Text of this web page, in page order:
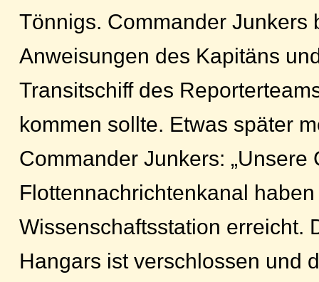
Tönnigs. Commander Junkers
Anweisungen des Kapitäns
Transitschiff des
kommen sollte. Etwas später
Commander Junkers: „Unsere
Flottennachrichtenkanal
Wissenschaftsstation erreicht.
Hangars ist verschlossen und